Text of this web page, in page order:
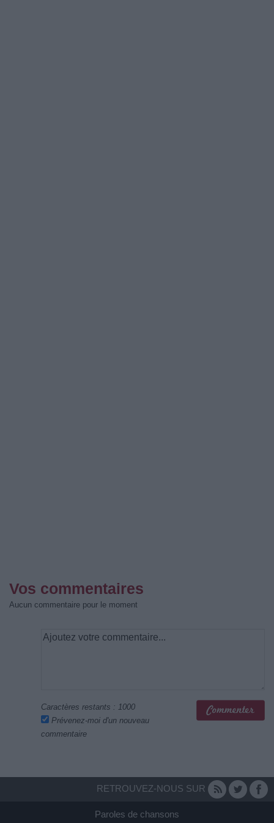
Vos commentaires
Aucun commentaire pour le moment
Caractères restants : 1000
Prévenez-moi d'un nouveau
commentaire
RETROUVEZ-NOUS SUR
Paroles de chansons